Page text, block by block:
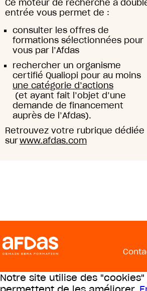
Ce moteur de recherche à
entrée vous permet de :
consulter les offres de
formations sélectionnées pour
vous par l’Afdas
rechercher un organisme
certifié Qualiopi pour au moins
une catégorie d’actions
(et ayant fait l’objet d’une
demande de financement
auprès de l’Afdas).
Retrouvez votre rubrique dédiée
surwww.afdas.com
Notre site utilise des